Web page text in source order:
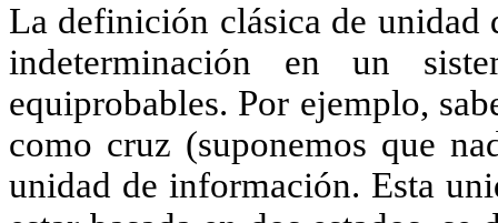
La definición clásica de unidad
indeterminación en un
equiprobables. Por ejemplo,
como cruz (suponemos que
unidad de información. Esta